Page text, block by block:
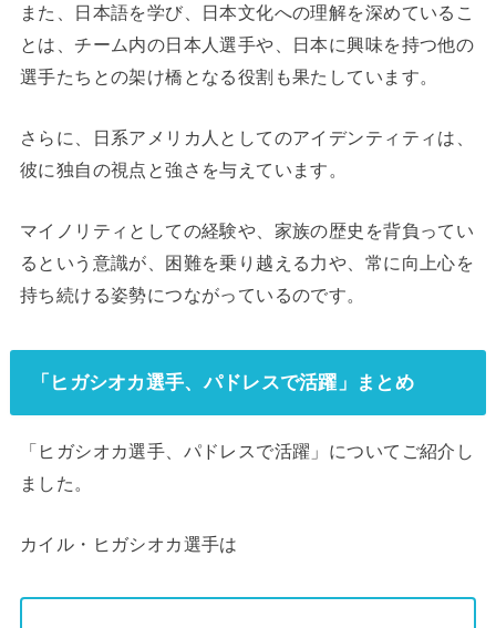
また、日本語を学び、日本文化への理解を深めているこ
とは、チーム内の日本人選手や、日本に興味を持つ他の
選手たちとの架け橋となる役割も果たしています。
さらに、日系アメリカ人としてのアイデンティティは、
彼に独自の視点と強さを与えています。
マイノリティとしての経験や、家族の歴史を背負ってい
るという意識が、困難を乗り越える力や、常に向上心を
持ち続ける姿勢につながっているのです。
「ヒガシオカ選手、パドレスで活躍」まとめ
「ヒガシオカ選手、パドレスで活躍」についてご紹介し
ました。
カイル・ヒガシオカ選手は